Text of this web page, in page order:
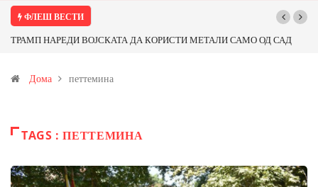
ФЛЕШ ВЕСТИ
ДА КОРИСТИ МЕТАЛИ САМО ОД САД
Почнува реконструкцијата на
Дома петтемина
TAGS : ПЕТТЕМИНА